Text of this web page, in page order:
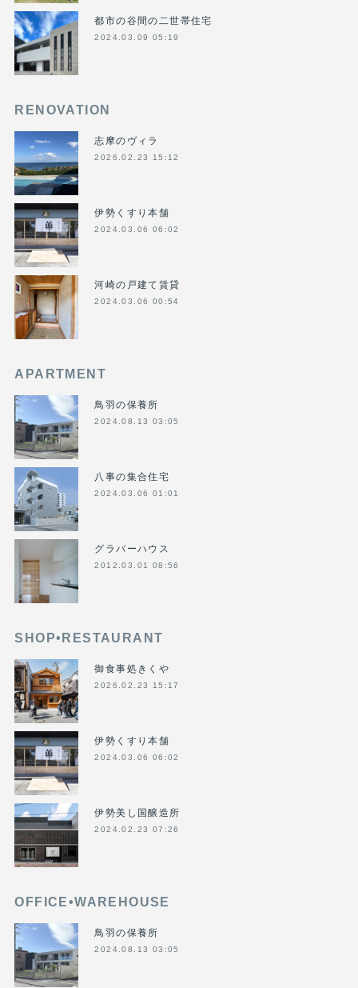
都市の谷間の二世帯住宅
2024.03.09 05:19
RENOVATION
志摩のヴィラ
2026.02.23 15:12
伊勢くすり本舗
2024.03.06 06:02
河崎の戸建て賃貸
2024.03.06 00:54
APARTMENT
鳥羽の保養所
2024.08.13 03:05
八事の集合住宅
2024.03.06 01:01
グラバーハウス
2012.03.01 08:56
SHOP•RESTAURANT
御食事処きくや
2026.02.23 15:17
伊勢くすり本舗
2024.03.06 06:02
伊勢美し国醸造所
2024.02.23 07:26
OFFICE•WAREHOUSE
鳥羽の保養所
2024.08.13 03:05